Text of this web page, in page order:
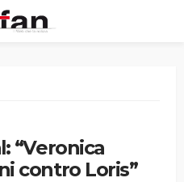
“Veronica
contro Loris”